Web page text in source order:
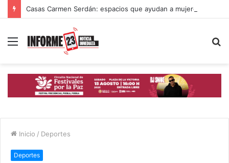
Menú
Inicio / Deportes
Deportes